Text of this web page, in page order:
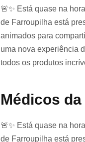
🚨✨ Está quase na
de Farroupilha está
animados para
uma nova experiência
todos os produtos
Médicos da
🚨✨ Está quase na
de Farroupilha está